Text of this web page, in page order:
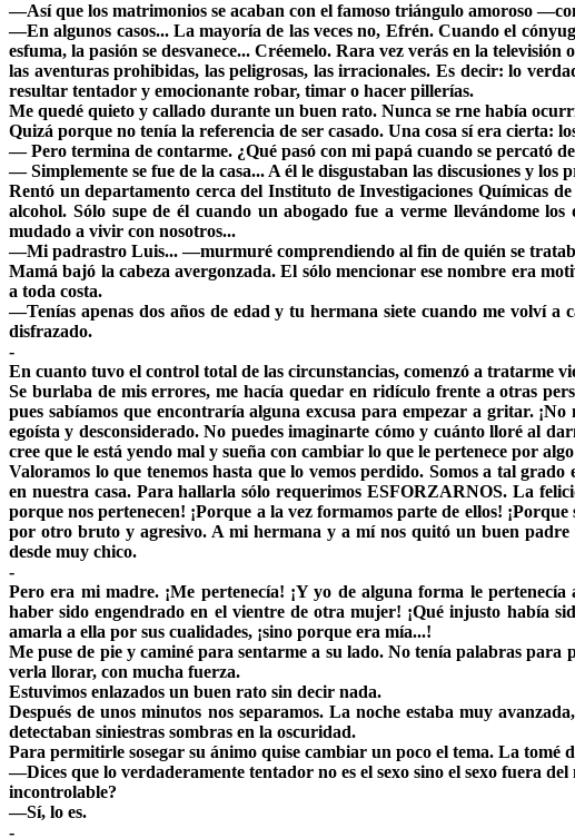
—Así que los matrimonios se acaban con el famoso triángulo amoroso
—En algunos casos... La mayoría de las veces no, Efrén. Cuando el
esfuma, la pasión se desvanece... Créemelo. Rara vez verás en la
las aventuras prohibidas, las peligrosas, las irracionales. Es decir: lo
resultar tentador y emocionante robar, timar o hacer pillerías.
Me quedé quieto y callado durante un buen rato. Nunca se rne había
Quizá porque no tenía la referencia de ser casado. Una cosa sí era cierta:
— Pero termina de contarme. ¿Qué pasó con mi papá cuando se percató
— Simplemente se fue de la casa... A él le disgustaban las discusiones y los
Rentó un departamento cerca del Instituto de Investigaciones Químicas
alcohol. Sólo supe de él cuando un abogado fue a verme llevándome
mudado a vivir con nosotros...
—Mi padrastro Luis... —murmuré comprendiendo al fin de quién se
Mamá bajó la cabeza avergonzada. El sólo mencionar ese nombre era
a toda costa.
—Tenías apenas dos años de edad y tu hermana siete cuando me volví
disfrazado.
-
En cuanto tuvo el control total de las circunstancias, comenzó a tratarme
Se burlaba de mis errores, me hacía quedar en ridículo frente a otras
pues sabíamos que encontraría alguna excusa para empezar a gritar.
egoísta y desconsiderado. No puedes imaginarte cómo y cuánto lloré al
cree que le está yendo mal y sueña con cambiar lo que le pertenece por
Valoramos lo que tenemos hasta que lo vemos perdido. Somos a tal
en nuestra casa. Para hallarla sólo requerimos ESFORZARNOS. La
porque nos pertenecen! ¡Porque a la vez formamos parte de ellos!
por otro bruto y agresivo. A mi hermana y a mí nos quitó un buen
desde muy chico.
-
Pero era mi madre. ¡Me pertenecía! ¡Y yo de alguna forma le
haber sido engendrado en el vientre de otra mujer! ¡Qué injusto había
amarla a ella por sus cualidades, ¡sino porque era mía...!
Me puse de pie y caminé para sentarme a su lado. No tenía palabras
verla llorar, con mucha fuerza.
Estuvimos enlazados un buen rato sin decir nada.
Después de unos minutos nos separamos. La noche estaba muy
detectaban siniestras sombras en la oscuridad.
Para permitirle sosegar su ánimo quise cambiar un poco el tema. La tomé
—Dices que lo verdaderamente tentador no es el sexo sino el sexo fuera
incontrolable?
—Sí, lo es.
-